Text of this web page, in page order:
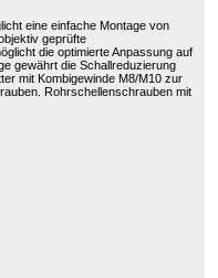
eine einfache Montage von
geprüfte
die optimierte Anpassung auf
gewährt die Schallreduzierung
mit Kombigewinde M8/M10 zur
Rohrschellenschrauben mit